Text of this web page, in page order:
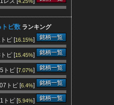
トピ数 ランキング
ピ [16.15%] 銘柄一覧
ピ [15.45%] 銘柄一覧
トピ [7.07%] 銘柄一覧
トピ [6.4%] 銘柄一覧
トピ [5.94%] 銘柄一覧